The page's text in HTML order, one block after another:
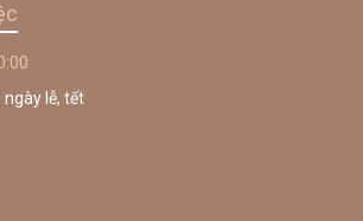
lễ, tết